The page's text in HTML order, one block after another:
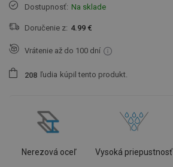
Dostupnosť: Na sklade
Doručenie z: 4.99 €
Vrátenie až do 100 dní
208 ľudia kúpil tento produkt.
Nerezová oceľ Vysoká priepustnosť